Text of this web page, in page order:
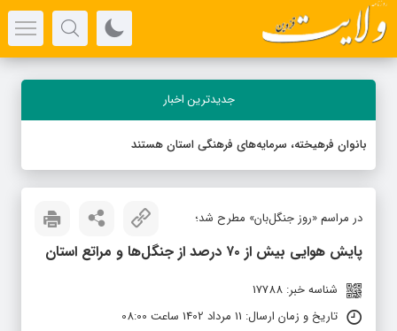
جدیدترین اخبار
بانوان فرهیخته، سرمایه‌های فرهنگی استان هستند
در مراسم «روز جنگل‌بان» مطرح شد؛
پایش هوایی بیش از ۷۰ درصد از جنگل‌ها و مراتع استان
شناسه خبر: 17788
تاریخ و زمان ارسال: 11 مرداد 1402 ساعت 08:00